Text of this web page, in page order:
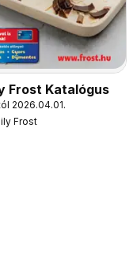
Frost Katalógus
2026.04.01.
Frost